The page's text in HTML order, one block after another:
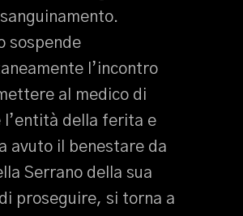
sospende
l’incontro
al medico di
l’entità della ferita e
avuto il benestare da
Serrano della sua
proseguire, si torna a